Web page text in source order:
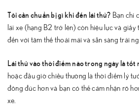
Tôi cần chuẩn bị gì khi đến lái thử? Bạn chỉ
lái xe (hạng B2 trở lên) còn hiệu lực và
đến với tâm thế thoải mái và sẵn sàng trải
Lái thử vào thời điểm nào trong ngày là tốt
hoặc đầu giờ chiều thường là thời điểm lý
đông đúc hơn và bạn có thể cảm nhận rõ
xe.